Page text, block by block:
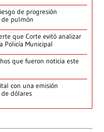
de progresión
pulmón
que Corte evitó analizar
Policía Municipal
que fueron noticia este
con una emisión
dólares